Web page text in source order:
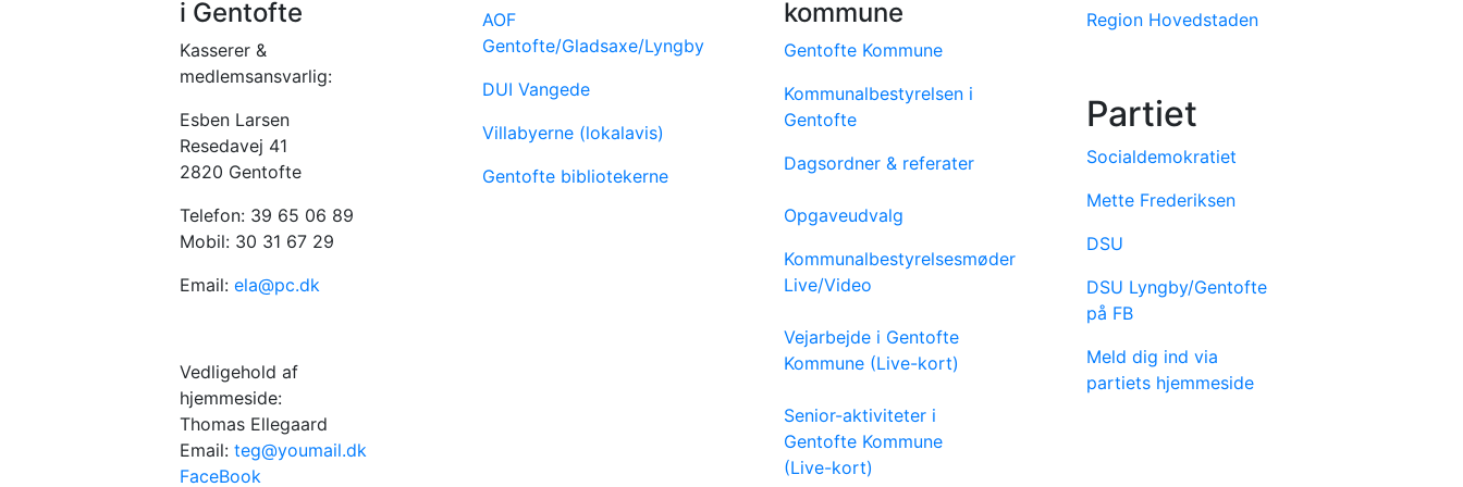
i Gentofte
Kasserer &
medlemsansvarlig:
Esben Larsen
Resedavej 41
2820 Gentofte
Telefon: 39 65 06 89
Mobil: 30 31 67 29
Email: ela@pc.dk
Vedligehold af
hjemmeside:
Thomas Ellegaard
Email: teg@youmail.dk
FaceBook
AOF
Gentofte/Gladsaxe/Lyngby
DUI Vangede
Villabyerne (lokalavis)
Gentofte bibliotekerne
kommune
Gentofte Kommune
Kommunalbestyrelsen i
Gentofte
Dagsordner & referater
Opgaveudvalg
Kommunalbestyrelsesmøder
Live/Video
Vejarbejde i Gentofte
Kommune (Live-kort)
Senior-aktiviteter i
Gentofte Kommune
(Live-kort)
Region Hovedstaden
Partiet
Socialdemokratiet
Mette Frederiksen
DSU
DSU Lyngby/Gentofte
på FB
Meld dig ind via
partiets hjemmeside